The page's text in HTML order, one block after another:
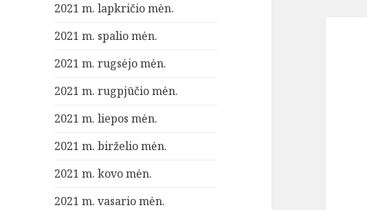
2021 m. lapkričio mėn.
2021 m. spalio mėn.
2021 m. rugsėjo mėn.
2021 m. rugpjūčio mėn.
2021 m. liepos mėn.
2021 m. birželio mėn.
2021 m. kovo mėn.
2021 m. vasario mėn.